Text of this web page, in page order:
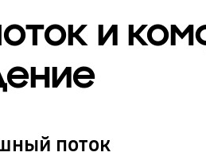
и
поток